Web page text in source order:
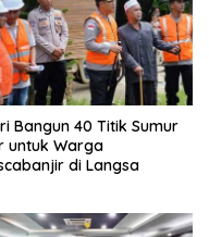
Bangun 40 Titik Sumur
untuk Warga
di Langsa